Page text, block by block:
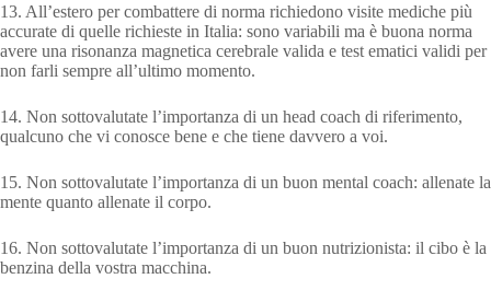
13. All’estero per combattere di norma richiedono visite mediche più
accurate di quelle richieste in Italia: sono variabili ma è buona norma
avere una risonanza magnetica cerebrale valida e test ematici validi per
non farli sempre all’ultimo momento.
14. Non sottovalutate l’importanza di un head coach di riferimento,
qualcuno che vi conosce bene e che tiene davvero a voi.
15. Non sottovalutate l’importanza di un buon mental coach: allenate la
mente quanto allenate il corpo.
16. Non sottovalutate l’importanza di un buon nutrizionista: il cibo è la
benzina della vostra macchina.